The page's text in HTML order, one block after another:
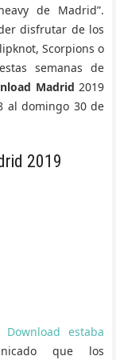
de Madrid”.
disfrutar de los
Scorpions o
semanas de
Madrid 2019
al domingo 30 de
2019
estaba
que los